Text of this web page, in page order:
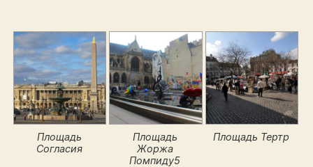
Площадь
Согласия
Площадь
Жоржа
Помпиду5
Площадь Тертр